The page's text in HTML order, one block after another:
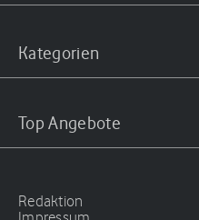
Kategorien
Top Angebote
Redaktion